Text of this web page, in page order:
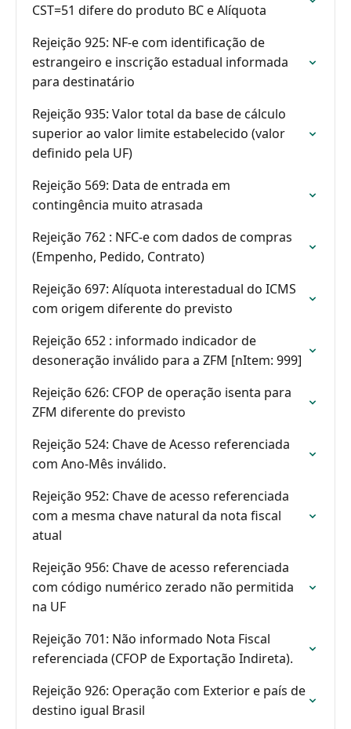
CST=51 difere do produto BC e Alíquota
Rejeição 925: NF-e com identificação de
estrangeiro e inscrição estadual informada
para destinatário
Rejeição 935: Valor total da base de cálculo
superior ao valor limite estabelecido (valor
definido pela UF)
Rejeição 569: Data de entrada em
contingência muito atrasada
Rejeição 762 : NFC-e com dados de compras
(Empenho, Pedido, Contrato)
Rejeição 697: Alíquota interestadual do ICMS
com origem diferente do previsto
Rejeição 652 : informado indicador de
desoneração inválido para a ZFM [nItem: 999]
Rejeição 626: CFOP de operação isenta para
ZFM diferente do previsto
Rejeição 524: Chave de Acesso referenciada
com Ano-Mês inválido.
Rejeição 952: Chave de acesso referenciada
com a mesma chave natural da nota fiscal
atual
Rejeição 956: Chave de acesso referenciada
com código numérico zerado não permitida
na UF
Rejeição 701: Não informado Nota Fiscal
referenciada (CFOP de Exportação Indireta).
Rejeição 926: Operação com Exterior e país de
destino igual Brasil